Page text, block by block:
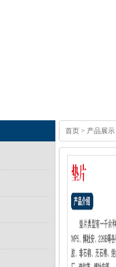
首页 > 产品展示